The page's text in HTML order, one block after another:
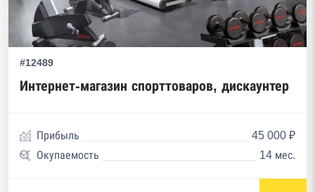
#12489
Интернет-магазин спорттоваров, дискаунтер
Прибыль
45 000 ₽
Окупаемость
14 мес.